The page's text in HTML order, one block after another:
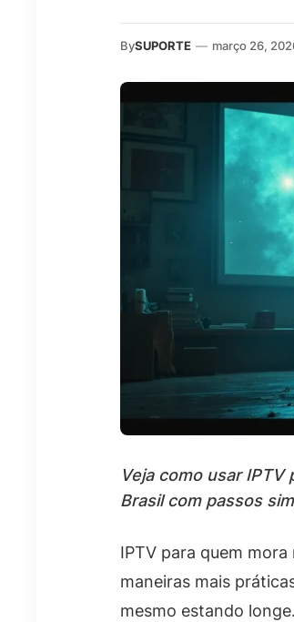
BySUPORTE — março 26,
Veja como usar
Brasil com passos
IPTV para quem
maneiras mais
mesmo estando